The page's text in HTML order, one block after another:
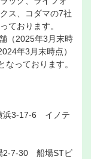
ス、コダマの7社
ております。
（2025年3月末時
年3月末時点）
っております。
浜3-17-6 イノテ
2-7-30 船場STビ